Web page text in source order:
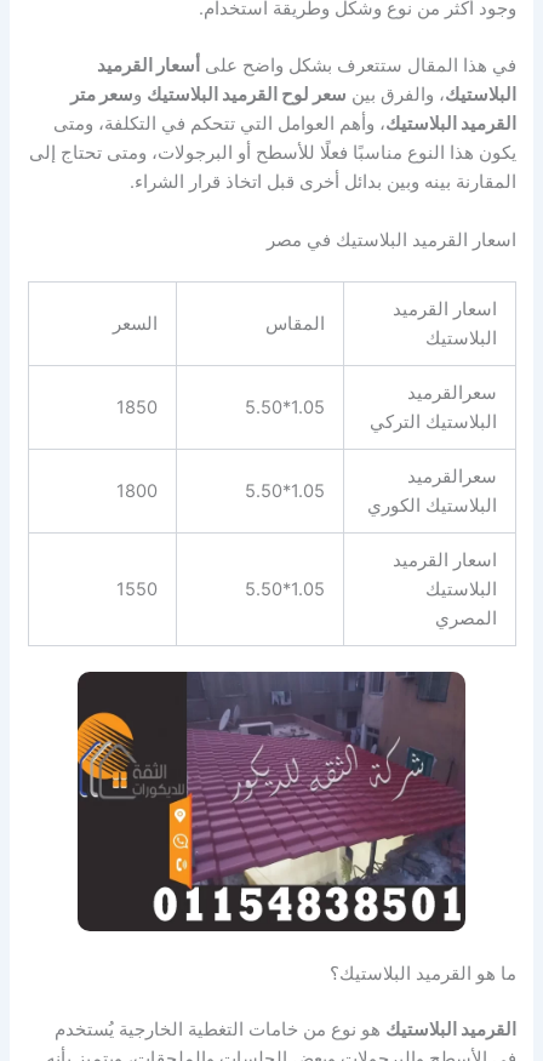
وجود أكثر من نوع وشكل وطريقة استخدام.
في هذا المقال ستتعرف بشكل واضح على أسعار القرميد
البلاستيك، والفرق بين سعر لوح القرميد البلاستيك وسعر متر
القرميد البلاستيك، وأهم العوامل التي تتحكم في التكلفة، ومتى
يكون هذا النوع مناسبًا فعلًا للأسطح أو البرجولات، ومتى تحتاج إلى
المقارنة بينه وبين بدائل أخرى قبل اتخاذ قرار الشراء.
اسعار القرميد البلاستيك في مصر
اسعار القرميد
البلاستيك
المقاس السعر
سعرالقرميد
البلاستيك التركي
1.05*5.50
1850
سعرالقرميد
البلاستيك الكوري
1.05*5.50
1800
اسعار القرميد
البلاستيك
المصري
1.05*5.50
1550
ما هو القرميد البلاستيك؟
القرميد البلاستيك هو نوع من خامات التغطية الخارجية يُستخدم